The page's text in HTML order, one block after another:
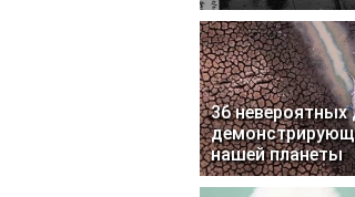
36
нашей планеты